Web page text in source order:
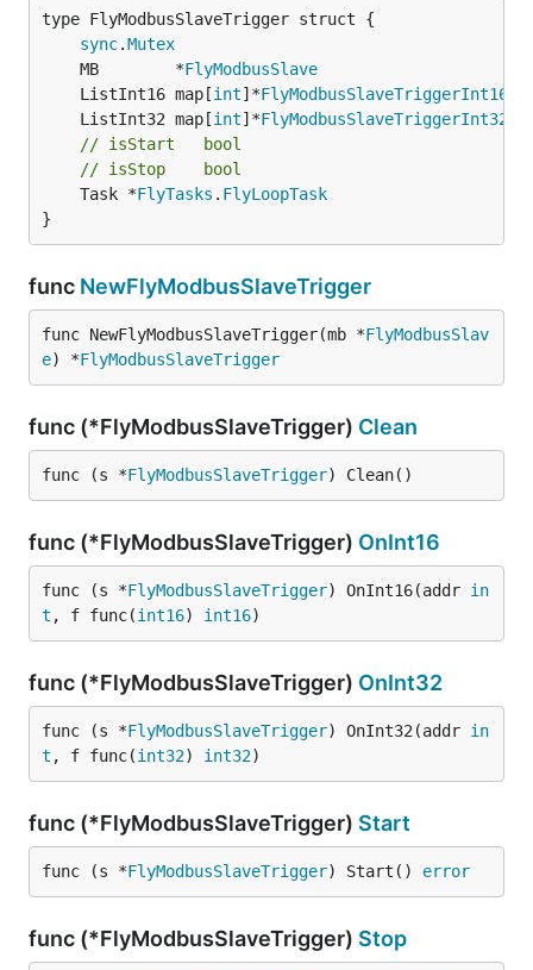
sync.Mutex
	MB        *
FlyModbusSlave
	ListInt16 map[
int]*FlyModbusSlaveTriggerInt16
	ListInt32 map[
int]*FlyModbusSlaveTriggerInt32
// isStart   bool
// isStop    bool
	Task *
FlyTasks . FlyLoopTask
}
func NewFlyModbusSlaveTrigger
func NewFlyModbusSlaveTrigger(mb *FlyModbusSlav
e) *FlyModbusSlaveTrigger
func (*FlyModbusSlaveTrigger) Clean
func (s *FlyModbusSlaveTrigger) Clean()
func (*FlyModbusSlaveTrigger) OnInt16
func (s *FlyModbusSlaveTrigger) OnInt16(addr in
t , f func(int16) int16)
func (*FlyModbusSlaveTrigger) OnInt32
func (s *FlyModbusSlaveTrigger) OnInt32(addr in
t , f func(int32) int32)
func (*FlyModbusSlaveTrigger) Start
func (s *FlyModbusSlaveTrigger) Start() error
func (*FlyModbusSlaveTrigger) Stop